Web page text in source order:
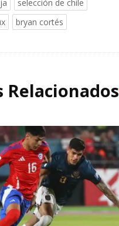
selección de chile
bryan cortés